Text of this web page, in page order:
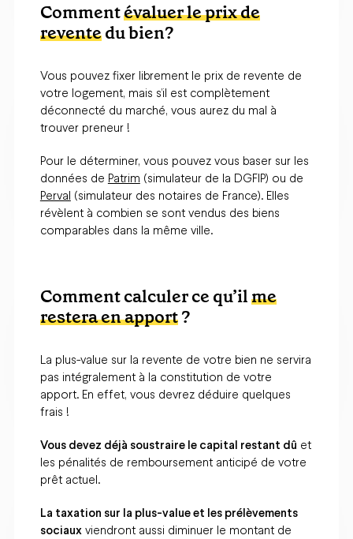
Commentévaluer le prix de
reventedu bien?
Vous pouvez fixer librement le prix de revente de
votre logement, mais s’il est complètement
déconnecté du marché, vous aurez du mal à
trouver preneur !
Pour le déterminer, vous pouvez vous baser sur les
données de Patrim (simulateur de la DGFIP) ou de
Perval (simulateur des notaires de France). Elles
révèlent à combien se sont vendus des biens
comparables dans la même ville.
Comment calculer ce qu’ilme
restera en apport?
La plus-value sur la revente de votre bien ne servira
pas intégralement à la constitution de votre
apport. En effet, vous devrez déduire quelques
frais !
Vous devez déjà soustraire le capital restant dû et
les pénalités de remboursement anticipé de votre
prêt actuel.
La taxation sur la plus-value et les prélèvements
sociauxviendront aussi diminuer le montant de